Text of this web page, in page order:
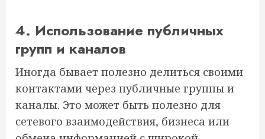
4. Использование публичных
групп и каналов
Иногда бывает полезно делиться своими
контактами через публичные группы и
каналы. Это может быть полезно для
сетевого взаимодействия, бизнеса или